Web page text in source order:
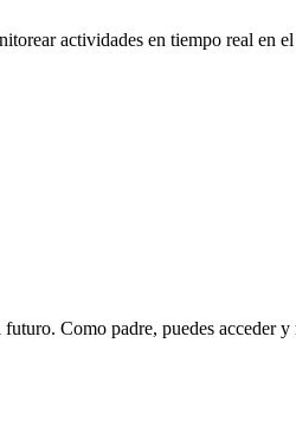
actividades en tiempo real en
Como padre, puedes acceder y